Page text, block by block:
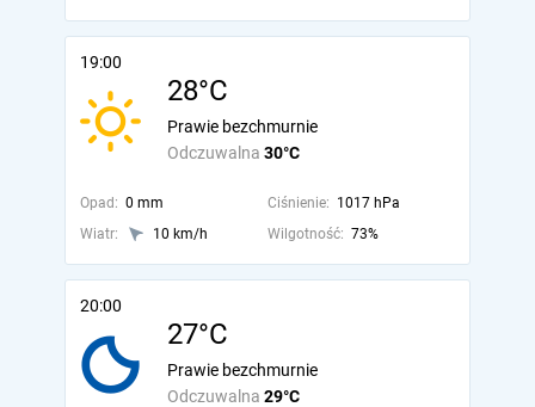
19:00
28°C
Odczuwalna 30°C
Prawie bezchmurnie
Opad: 0 mm Ciśnienie: 1017 hPa
Wiatr:
10 km/h Wilgotność: 73%
20:00
27°C
Odczuwalna 29°C
Prawie bezchmurnie